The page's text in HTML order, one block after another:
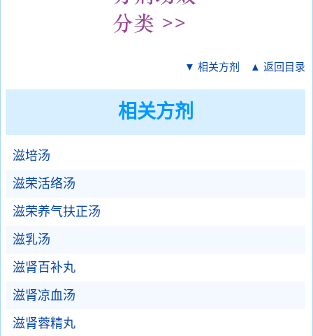
▼ 相关方剂 ▲ 返回目录
相关方剂
滋培汤
滋荣活络汤
滋荣养气扶正汤
滋乳汤
滋肾百补丸
滋肾凉血汤
滋肾蓉精丸